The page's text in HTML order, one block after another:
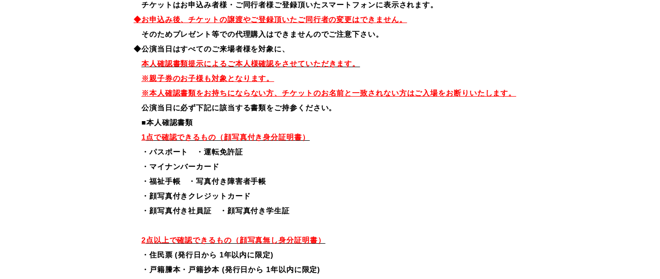
チケットはお申込み者様・ご同行者様ご登録頂いたスマートフォンに表示されます。
◆お申込み後、チケットの譲渡やご登録頂いたご同行者の変更はできません。
そのためプレゼント等での代理購入はできませんのでご注意下さい。
◆公演当日はすべてのご来場者様を対象に、
本人確認書類提示によるご本人様確認をさせていただきます。
※親子券のお子様も対象となります。
※本人確認書類をお持ちにならない方、チケットのお名前と一致されない方はご入場をお断りいたします。
公演当日に必ず下記に該当する書類をご持参ください。
■本人確認書類
1点で確認できるもの（顔写真付き身分証明書）
・パスポート ・運転免許証
・マイナンバーカード
・福祉手帳 ・写真付き障害者手帳
・顔写真付きクレジットカード
・顔写真付き社員証 ・顔写真付き学生証
2点以上で確認できるもの（顔写真無し身分証明書）
・住民票 (発行日から 1年以内に限定)
・戸籍謄本・戸籍抄本 (発行日から 1年以内に限定)